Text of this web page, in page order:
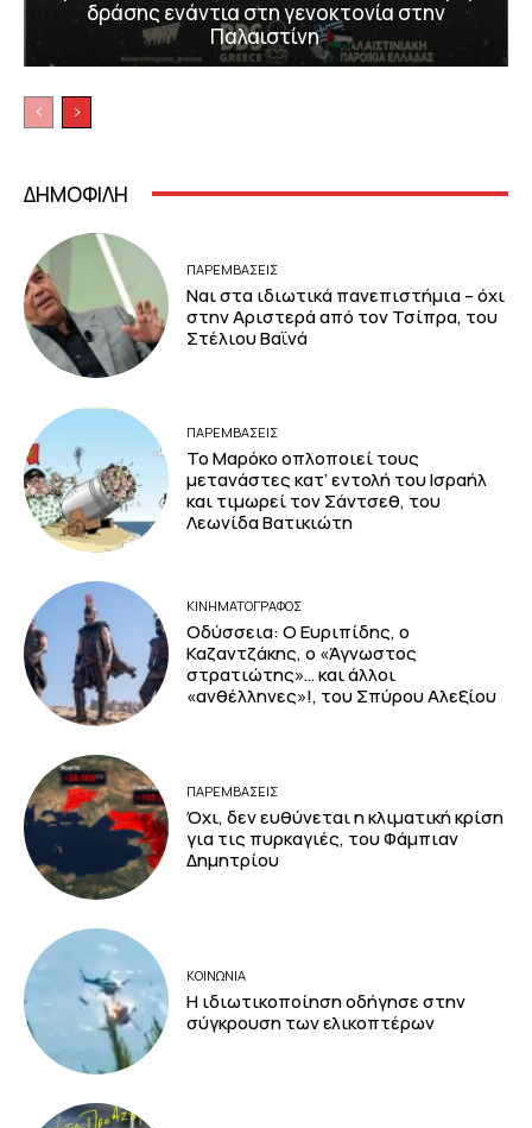
δράσης ενάντια στη γενοκτονία στην
Παλαιστίνη
ΔΗΜΟΦΙΛΗ
ΠΑΡΕΜΒΑΣΕΙΣ
Ναι στα ιδιωτικά πανεπιστήμια – όχι
στην Αριστερά από τον Τσίπρα, του
Στέλιου Βαϊνά
ΠΑΡΕΜΒΑΣΕΙΣ
Το Μαρόκο οπλοποιεί τους
μετανάστες κατ’ εντολή του Ισραήλ
και τιμωρεί τον Σάντσεθ, του
Λεωνίδα Βατικιώτη
ΚΙΝΗΜΑΤΟΓΡΆΦΟΣ
Οδύσσεια: Ο Ευριπίδης, ο
Καζαντζάκης, ο «Άγνωστος
στρατιώτης»… και άλλοι
«ανθέλληνες»!, του Σπύρου Αλεξίου
ΠΑΡΕΜΒΑΣΕΙΣ
Όχι, δεν ευθύνεται η κλιματική κρίση
για τις πυρκαγιές, του Φάμπιαν
Δημητρίου
ΚΟΙΝΩΝΙΑ
Η ιδιωτικοποίηση οδήγησε στην
σύγκρουση των ελικοπτέρων